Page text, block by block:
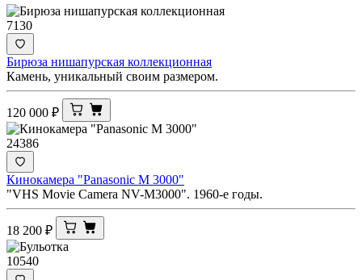
7130
Бирюза нишапурская коллекционная
Камень, уникальный своим размером.
120 000 ₽
24386
Кинокамера "Panasonic M 3000"
"VHS Movie Camera NV-M3000". 1960-е годы.
18 200 ₽
10540